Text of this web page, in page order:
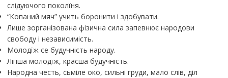
слідуючого поколїня.
“Копаний мяч” учить боронити і здобувати.
Лише зорганізована фізична сила запевнює народови
свободу і независимість.
Молодїж се будучність народу.
Ліпша молодїж, красша будучність.
Народна честь, сьміле око, сильні груди, мало слів, діл